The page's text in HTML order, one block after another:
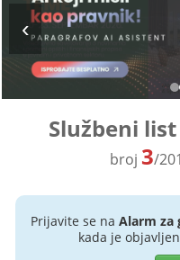
Službeni
broj 3/
Prijavite se na Alarm za
kada je